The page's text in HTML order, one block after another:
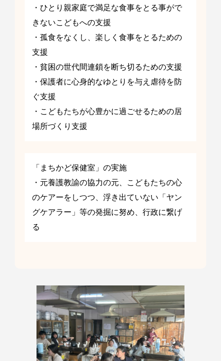
・ひとり親家庭で満足な食事をとる事がで
きないこどもへの支援
・孤食をなくし、楽しく食事をとるための
支援
・貧困の世代間連鎖を断ち切るための支援
・保護者に心身的なゆとりを与え虐待を防
ぐ支援
・こどもたちが心豊かに過ごせるための居
場所づくり支援
「まちかど保健室」の実施
・元養護教諭の協力の元、こどもたちの心
のケアーをしつつ、浮き出ていない「ヤン
グケアラー」等の発掘に努め、行政に繋げ
る